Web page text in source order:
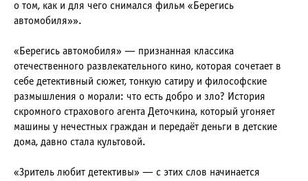
о том, как и для чего снимался фильм «Берегись
автомобиля»».
«Берегись автомобиля» — признанная классика
отечественного развлекательного кино, которая сочетает в
себе детективный сюжет, тонкую сатиру и философские
размышления о морали: что есть добро и зло? История
скромного страхового агента Деточкина, который угоняет
машины у нечестных граждан и передаёт деньги в детские
дома, давно стала культовой.
«Зритель любит детективы» — с этих слов начинается